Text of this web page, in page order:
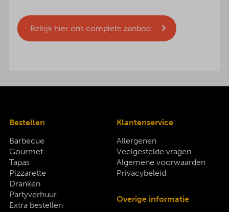
Bekijk hier ons complete aanbod
Bestellen
Barbecue
Gourmet
Tapas
Pizzarette
Dranken
Partyverhuur
Extra bestellen
Klantenservice
Allergenen
Veelgestelde vragen
Algemene voorwaarden
Privacybeleid
Overige informatie